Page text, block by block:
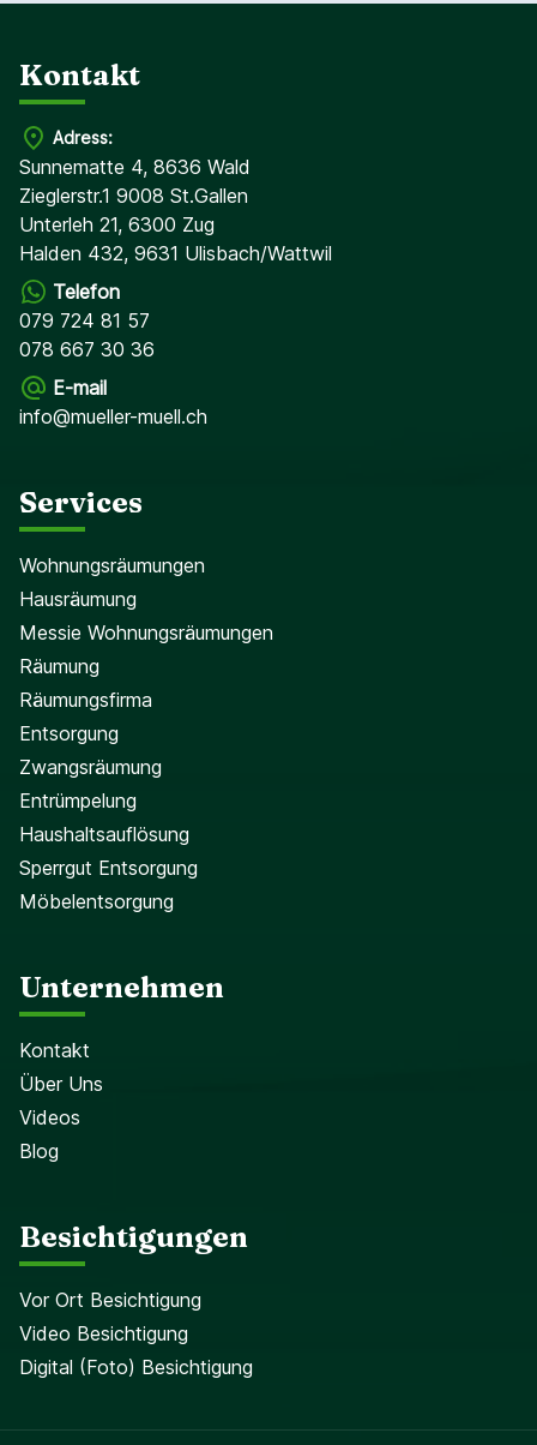
Kontakt
Adress:
Sunnematte 4, 8636 Wald
Zieglerstr.1 9008 St.Gallen
Unterleh 21, 6300 Zug
Halden 432, 9631 Ulisbach/Wattwil
Telefon
079 724 81 57
078 667 30 36
E-mail
info@mueller-muell.ch
Services
Wohnungsräumungen
Hausräumung
Messie Wohnungsräumungen
Räumung
Räumungsfirma
Entsorgung
Zwangsräumung
Entrümpelung
Haushaltsauflösung
Sperrgut Entsorgung
Möbelentsorgung
Unternehmen
Kontakt
Über Uns
Videos
Blog
Besichtigungen
Vor Ort Besichtigung
Video Besichtigung
Digital (Foto) Besichtigung